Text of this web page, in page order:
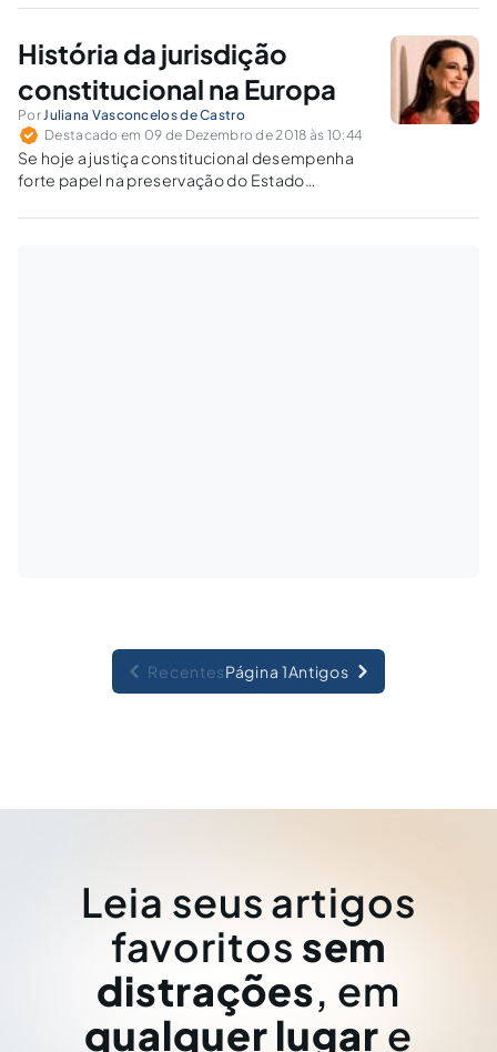
proteção destes direitos, vem atuando em 41 países,
História da jurisdição
constitucional na Europa
Por Juliana Vasconcelos de Castro
Destacado em 09 de Dezembro de 2018 às 10:44
Se hoje a justiça constitucional desempenha
forte papel na preservação do Estado
Conheça as origens da jurisdição
RecentesPágina 1Antigos
Leia seus artigos
favoritos sem
distrações, em
qualquer lugar e